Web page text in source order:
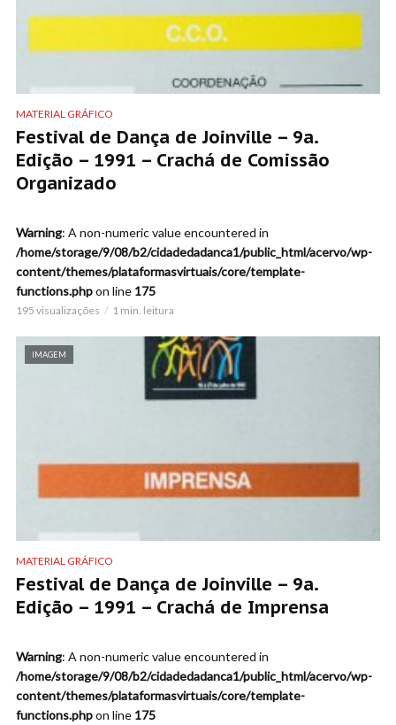
MATERIAL GRÁFICO
Festival de Dança de Joinville – 9a.
Edição – 1991 – Crachá de Comissão
Organizado
Warning: A non-numeric value encountered in
/home/storage/9/08/b2/cidadedadanca1/public_html/acervo/wp-
content/themes/plataformasvirtuais/core/template-
functions.phpon line 175
195 visualizações 1 min. leitura
IMAGEM
MATERIAL GRÁFICO
Festival de Dança de Joinville – 9a.
Edição – 1991 – Crachá de Imprensa
Warning: A non-numeric value encountered in
/home/storage/9/08/b2/cidadedadanca1/public_html/acervo/wp-
content/themes/plataformasvirtuais/core/template-
functions.phpon line 175